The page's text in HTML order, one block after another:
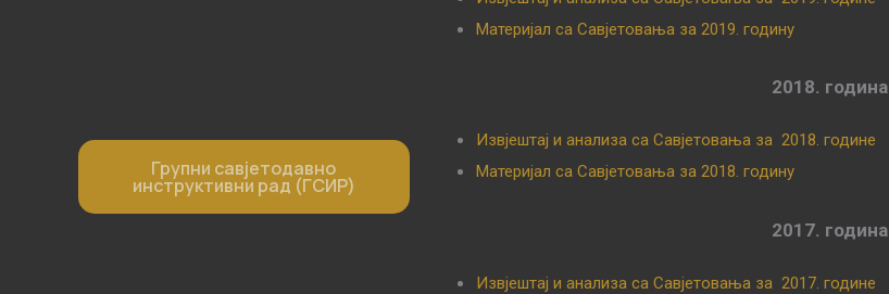
Групни савјетодавно
инструктивни рад (ГСИР)
Материјал са Савјетовања за 2019. годину
2018. година
Извјештај и анализа са Савјетовања за 2018. године
Материјал са Савјетовања за 2018. годину
2017. година
Извјештај и анализа са Савјетовања за 2017. године